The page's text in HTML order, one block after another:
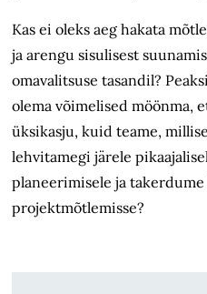
Kas ei oleks aeg hakata
ja arengu sisulisest
omavalitsuse tasandil?
olema võimelised möönma,
üksikasju, kuid teame,
lehvitamegi järele
planeerimisele ja takerdume
projektmõtlemisse?